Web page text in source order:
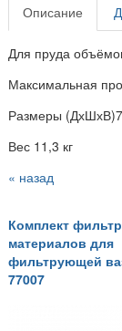
Описание
Для пруда
Максимальная
Размеры
Вес 11,3 кг
« назад
Комплект
материалов для
фильтрующей
77007